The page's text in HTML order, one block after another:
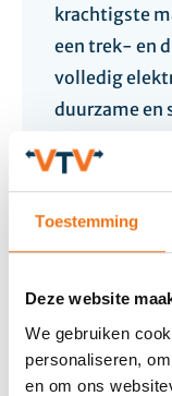
Toestemming
Deze website
We gebruiken
personaliseren,
en om ons
krachtigste
een trek- en
volledig
duurzame en